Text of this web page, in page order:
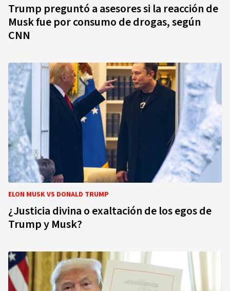
Trump preguntó a asesores si la reacción de
Musk fue por consumo de drogas, según
CNN
ELON MUSK VS DONALD TRUMP
¿Justicia divina o exaltación de los egos de
Trump y Musk?